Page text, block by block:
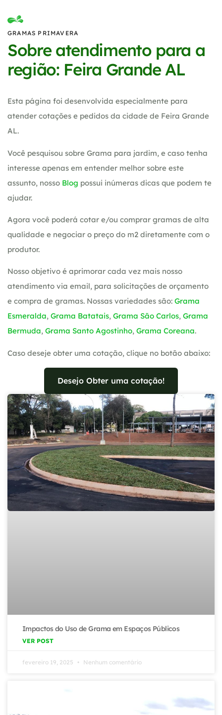
GRAMAS PRIMAVERA
Sobre atendimento para a
região: Feira Grande AL
Esta página foi desenvolvida especialmente para
atender cotações e pedidos da cidade de Feira Grande
AL.
Você pesquisou sobre Grama para jardim, e caso tenha
interesse apenas em entender melhor sobre este
assunto, nosso Blog possui inúmeras dicas que podem te
ajudar.
Agora você poderá cotar e/ou comprar gramas de alta
qualidade e negociar o preço do m2 diretamente com o
produtor.
Nosso objetivo é aprimorar cada vez mais nosso
atendimento via email, para solicitações de orçamento
e compra de gramas. Nossas variedades são: Grama
Esmeralda, Grama Batatais, Grama São Carlos, Grama
Bermuda, Grama Santo Agostinho, Grama Coreana.
Caso deseje obter uma cotação, clique no botão abaixo:
Desejo Obter uma cotação!
Impactos do Uso de Grama em Espaços Públicos
VER POST
fevereiro 19, 2025 Nenhum comentário